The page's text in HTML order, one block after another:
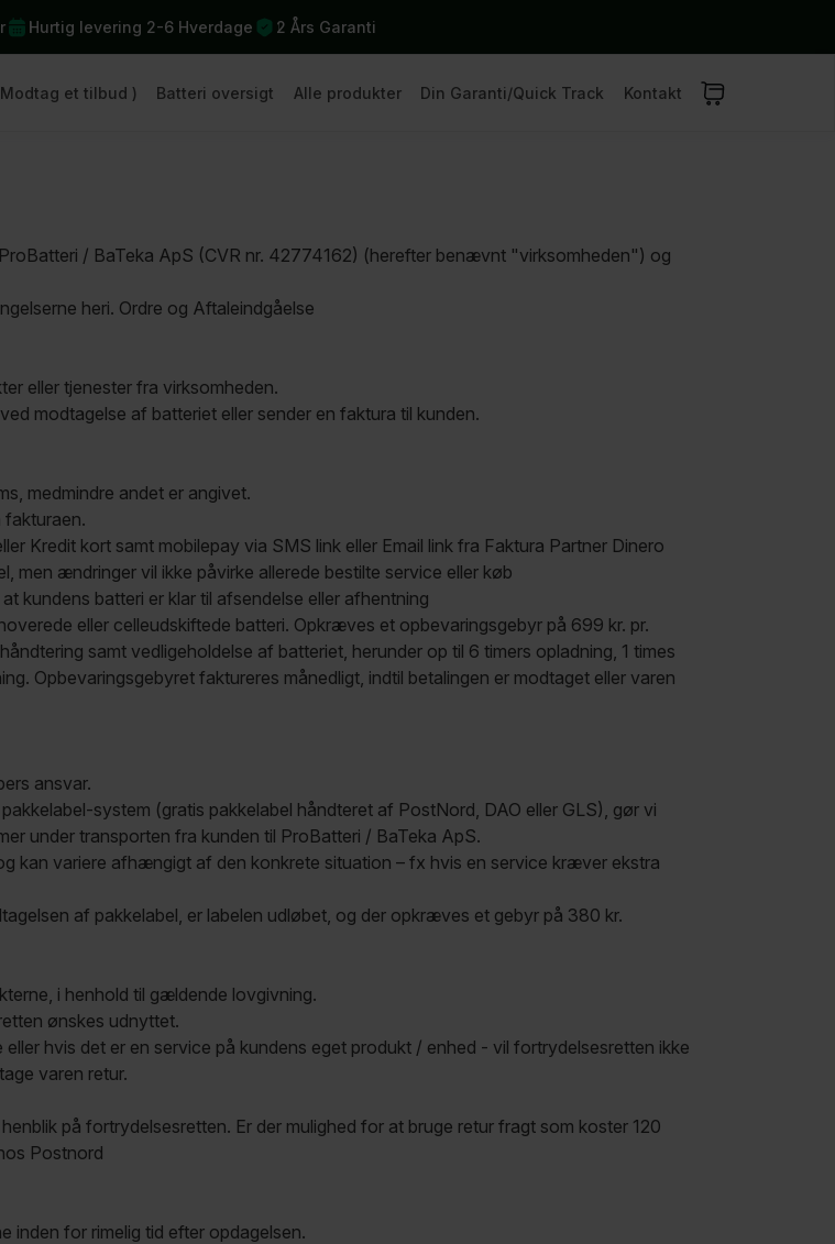
Hurtig levering 2-6 Hverdage 2 Års Garanti
et tilbud ) Batteri oversigt Alle produkter Din Garanti/Quick Track Kontakt
/ BaTeka ApS (CVR nr. 42774162) (herefter benævnt "virksomheden") og
heri. Ordre og Aftaleindgåelse
eller tjenester fra virksomheden.
modtagelse af batteriet eller sender en faktura til kunden.
medmindre andet er angivet.
fakturaen.
Kredit kort samt mobilepay via SMS link eller Email link fra Faktura Partner Dinero
men ændringer vil ikke påvirke allerede bestilte service eller køb
kundens batteri er klar til afsendelse eller afhentning
eller celleudskiftede batteri. Opkræves et opbevaringsgebyr på 699 kr. pr.
samt vedligeholdelse af batteriet, herunder op til 6 timers opladning, 1 times
Opbevaringsgebyret faktureres månedligt, indtil betalingen er modtaget eller varen
ansvar.
system (gratis pakkelabel håndteret af PostNord, DAO eller GLS), gør vi
under transporten fra kunden til ProBatteri / BaTeka ApS.
kan variere afhængigt af den konkrete situation – fx hvis en service kræver ekstra
af pakkelabel, er labelen udløbet, og der opkræves et gebyr på 380 kr.
i henhold til gældende lovgivning.
ønskes udnyttet.
hvis det er en service på kundens eget produkt / enhed - vil fortrydelsesretten ikke
varen retur.
på fortrydelsesretten. Er der mulighed for at bruge retur fragt som koster 120
Postnord
inden for rimelig tid efter opdagelsen.